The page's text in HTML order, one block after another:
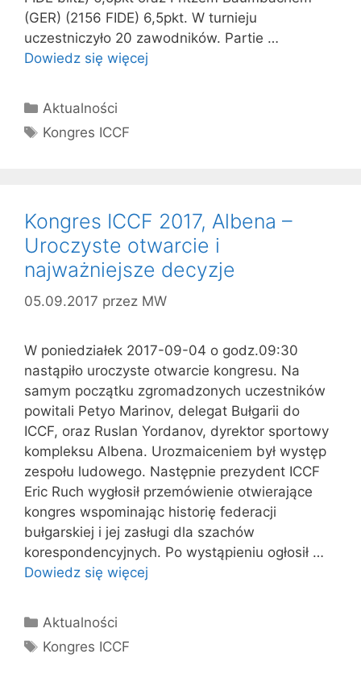
(GER) (2156 FIDE) 6,5pkt. W turnieju
uczestniczyło 20 zawodników. Partie …
Dowiedz się więcej
Kategorie
Aktualności
Tagi
Kongres ICCF
Kongres ICCF 2017, Albena –
Uroczyste otwarcie i
najważniejsze decyzje
05.09.2017 przez MW
W poniedziałek 2017-09-04 o godz.09:30
nastąpiło uroczyste otwarcie kongresu. Na
samym początku zgromadzonych uczestników
powitali Petyo Marinov, delegat Bułgarii do
ICCF, oraz Ruslan Yordanov, dyrektor sportowy
kompleksu Albena. Urozmaiceniem był występ
zespołu ludowego. Następnie prezydent ICCF
Eric Ruch wygłosił przemówienie otwierające
kongres wspominając historię federacji
bułgarskiej i jej zasługi dla szachów
korespondencyjnych. Po wystąpieniu ogłosił …
Dowiedz się więcej
Kategorie
Aktualności
Tagi
Kongres ICCF